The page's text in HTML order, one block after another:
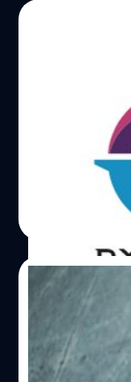
DxOMark
DxOMark ได้เ
โฟน OnePlus 9
การถ่ายภาพขึ้นไป
|
08/04/2021
พบปัญหาเครื่
OnePlus ก
หลังจากเปิดตัว